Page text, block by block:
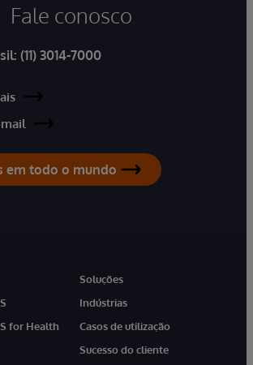
Fale conosco
(11) 3014-7000
em todo o mundo
for Health
Soluções
Indústrias
Casos de utilização
Sucesso do cliente